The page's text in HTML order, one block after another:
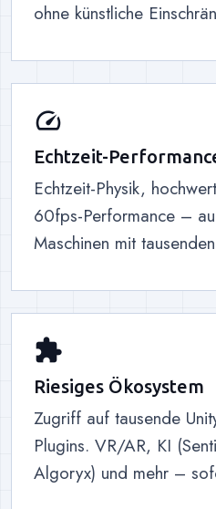
ohne künstliche
speed
Echtzeit-
Echtzeit-Physik,
60fps-Performance –
Maschinen mit
extension
Riesiges Ökosystem
Zugriff auf tausende
Plugins. VR/AR, KI
Algoryx) und mehr –